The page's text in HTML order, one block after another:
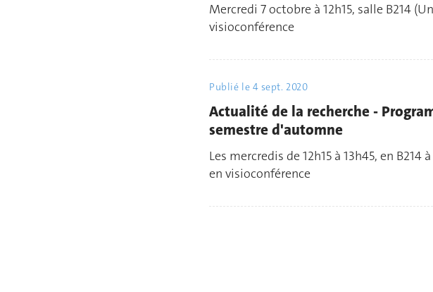
Mercredi 7 octobre à 12h15, salle B214
visioconférence
Publié le 4 sept. 2020
Actualité de la recherche -
semestre d'automne
Les mercredis de 12h15 à 13h45, en B214
en visioconférence